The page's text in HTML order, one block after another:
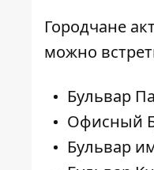
Городчане
можно
Бульвар
Офисный
Бульвар